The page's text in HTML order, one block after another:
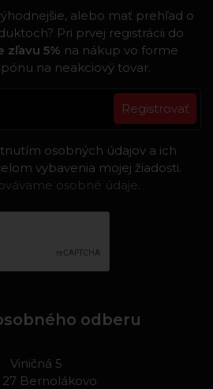
alebo mať prehľad o
Pri prvej registrácii do
zľavu 5% na nákup vo forme
na neakciový tovar.
Registrovať
osobných údajov a ich
vybavenia mojej žiadosti.
osobné údaje.
odberu
Viničná 5
Bernolákovo